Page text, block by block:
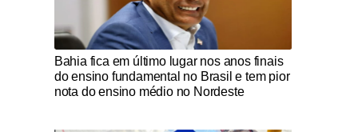
Notícias Católicas
Bahia fica em último lugar nos anos finais
do ensino fundamental no Brasil e tem pior
nota do ensino médio no Nordeste